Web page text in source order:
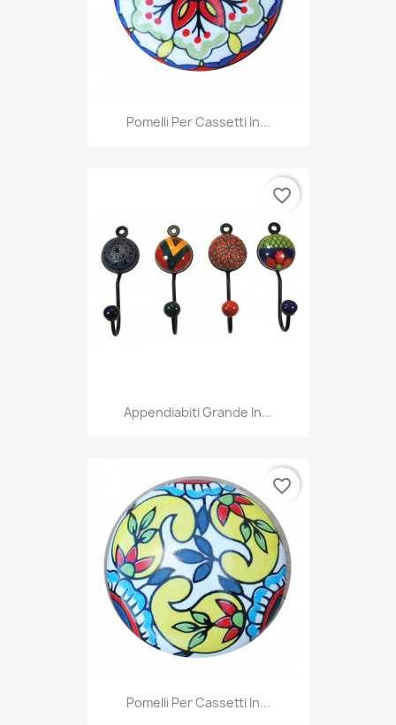
Pomelli Per Cassetti In...
Appendiabiti Grande In...
favorite_border
Pomelli Per Cassetti In...
favorite_border